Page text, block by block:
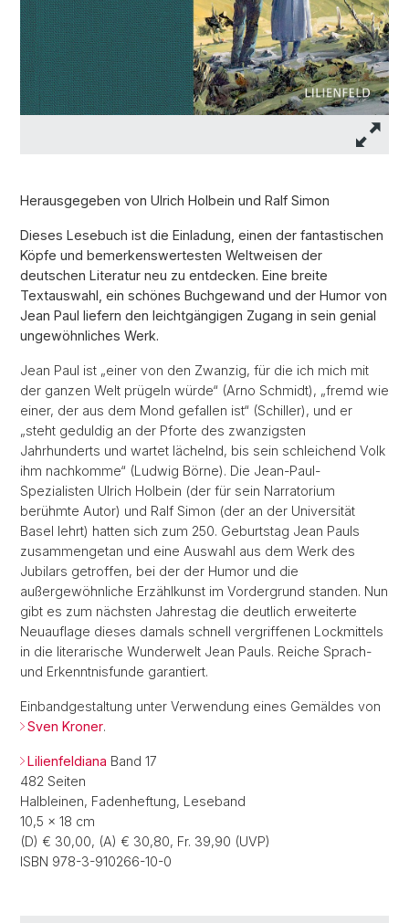
Herausgegeben von Ulrich Holbein und Ralf Simon
Dieses Lesebuch ist die Einladung, einen der fantastischen
Köpfe und bemerkenswertesten Weltweisen der
deutschen Literatur neu zu entdecken. Eine breite
Textauswahl, ein schönes Buchgewand und der Humor von
Jean Paul liefern den leichtgängigen Zugang in sein genial
ungewöhnliches Werk.
Jean Paul ist „einer von den Zwanzig, für die ich mich mit
der ganzen Welt prügeln würde“ (Arno Schmidt), „fremd wie
einer, der aus dem Mond gefallen ist“ (Schiller), und er
„steht geduldig an der Pforte des zwanzigsten
Jahrhunderts und wartet lächelnd, bis sein schleichend Volk
ihm nachkomme“ (Ludwig Börne). Die Jean-Paul-
Spezialisten Ulrich Holbein (der für sein Narratorium
berühmte Autor) und Ralf Simon (der an der Universität
Basel lehrt) hatten sich zum 250. Geburtstag Jean Pauls
zusammengetan und eine Auswahl aus dem Werk des
Jubilars getroffen, bei der der Humor und die
außergewöhnliche Erzählkunst im Vordergrund standen. Nun
gibt es zum nächsten Jahrestag die deutlich erweiterte
Neuauflage dieses damals schnell vergriffenen Lockmittels
in die literarische Wunderwelt Jean Pauls. Reiche Sprach-
und Erkenntnisfunde garantiert.
Einbandgestaltung unter Verwendung eines Gemäldes von
Sven Kroner.
Lilienfeldiana Band 17
482 Seiten
Halbleinen, Fadenheftung, Leseband
10,5 × 18 cm
(D) € 30,00, (A) € 30,80, Fr. 39,90 (UVP)
ISBN 978-3-910266-10-0